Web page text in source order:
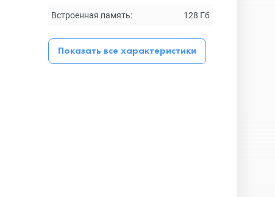
Встроенная память: 128 Гб
Показать все характеристики